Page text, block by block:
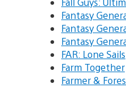
Fantasy
Fantasy
Fantasy
FAR: Lone Sails
Farm Together
Farmer &